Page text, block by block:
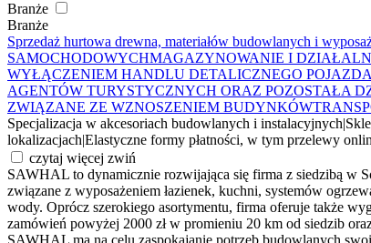
Branże
Branże
Sprzedaż hurtowa drewna, materiałów budowlanych i
SAMOCHODOWYCHMAGAZYNOWANIE I
WYŁĄCZENIEM HANDLU DETALICZNEGO
AGENTÓW TURYSTYCZNYCH ORAZ POZOSTAŁA
ZWIĄZANE ZE WZNOSZENIEM BUDYNKÓW
Specjalizacja w akcesoriach budowlanych i instalacyjnych
lokalizacjachElastyczne formy płatności, w tym przelewy
czytaj więcej zwiń
SAWHAL to dynamicznie rozwijająca się firma z siedzibą w
związane z wyposażeniem łazienek, kuchni, systemów
wody. Oprócz szerokiego asortymentu, firma oferuje także
zamówień powyżej 2000 zł w promieniu 20 km od siedzib